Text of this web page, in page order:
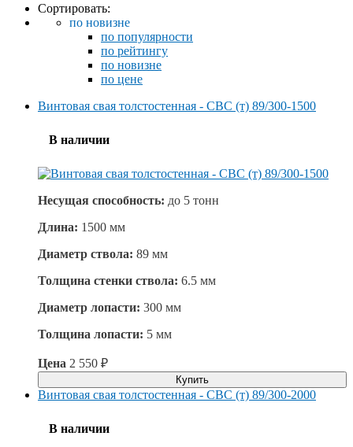
Сортировать:
по новизне
по популярности
по рейтингу
по новизне
по цене
Винтовая свая толстостенная - СВС (т) 89/300-1500
В наличии
Несущая способность: до 5 тонн
Длина: 1500 мм
Диаметр ствола: 89 мм
Толщина стенки ствола: 6.5 мм
Диаметр лопасти: 300 мм
Толщина лопасти: 5 мм
Цена 2 550 ₽
Купить
Винтовая свая толстостенная - СВС (т) 89/300-2000
В наличии